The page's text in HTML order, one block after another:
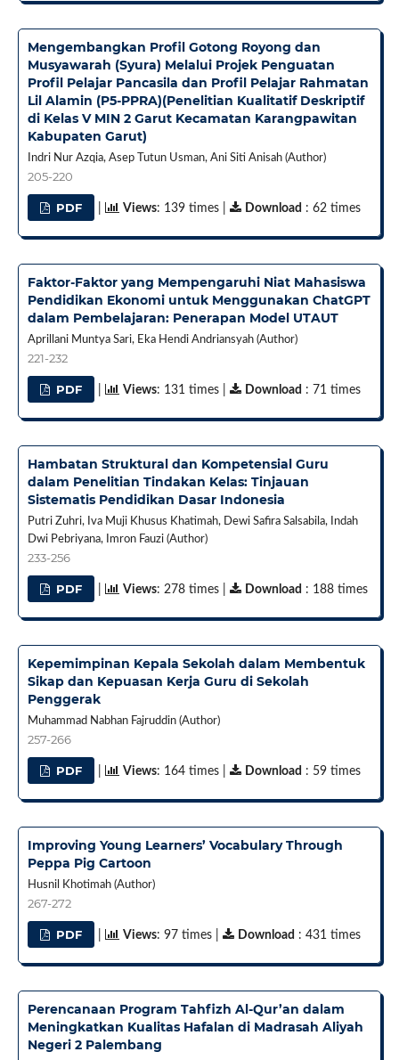
Mengembangkan Profil Gotong Royong dan
Musyawarah (Syura) Melalui Projek Penguatan
Profil Pelajar Pancasila dan Profil Pelajar Rahmatan
Lil Alamin (P5-PPRA)(Penelitian Kualitatif Deskriptif
di Kelas V MIN 2 Garut Kecamatan Karangpawitan
Kabupaten Garut)
Indri Nur Azqia, Asep Tutun Usman, Ani Siti Anisah (Author)
205-220
PDF Views: 139 times | Download : 62 times
Faktor-Faktor yang Mempengaruhi Niat Mahasiswa
Pendidikan Ekonomi untuk Menggunakan ChatGPT
dalam Pembelajaran: Penerapan Model UTAUT
Aprillani Muntya Sari, Eka Hendi Andriansyah (Author)
221-232
PDF Views: 131 times | Download : 71 times
Hambatan Struktural dan Kompetensial Guru
dalam Penelitian Tindakan Kelas: Tinjauan
Sistematis Pendidikan Dasar Indonesia
Putri Zuhri, Iva Muji Khusus Khatimah, Dewi Safira Salsabila, Indah
Dwi Pebriyana, Imron Fauzi (Author)
233-256
PDF Views: 278 times | Download : 188 times
Kepemimpinan Kepala Sekolah dalam Membentuk
Sikap dan Kepuasan Kerja Guru di Sekolah
Penggerak
Muhammad Nabhan Fajruddin (Author)
257-266
PDF Views: 164 times | Download : 59 times
Improving Young Learners’ Vocabulary Through
Peppa Pig Cartoon
Husnil Khotimah (Author)
267-272
PDF Views: 97 times | Download : 431 times
Perencanaan Program Tahfizh Al-Qur’an dalam
Meningkatkan Kualitas Hafalan di Madrasah Aliyah
Negeri 2 Palembang